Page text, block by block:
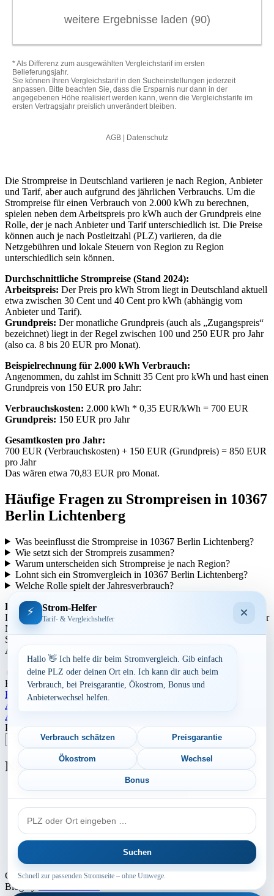
Die Strompreise in Deutschland variieren je nach Region, Anbieter
und Tarif, aber auch aufgrund des jährlichen Verbrauchs. Um die
Strompreise für einen Verbrauch von 2.000 kWh zu berechnen,
spielen neben dem Arbeitspreis pro kWh auch der Grundpreis eine
Rolle, der je nach Anbieter und Tarif unterschiedlich ist. Die Preise
können auch je nach Postleitzahl (PLZ) variieren, da die
Netzgebühren und lokale Steuern von Region zu Region
unterschiedlich sein können.
Durchschnittliche Strompreise (Stand 2024):
Arbeitspreis: Der Preis pro kWh Strom liegt in Deutschland aktuell
etwa zwischen 30 Cent und 40 Cent pro kWh (abhängig vom
Anbieter und Tarif).
Grundpreis: Der monatliche Grundpreis (auch als „Zugangspreis“
bezeichnet) liegt in der Regel zwischen 100 und 250 EUR pro Jahr
(also ca. 8 bis 20 EUR pro Monat).
Beispielrechnung für 2.000 kWh Verbrauch:
Angenommen, du zahlst im Schnitt 35 Cent pro kWh und hast einen
Grundpreis von 150 EUR pro Jahr:
Verbrauchskosten: 2.000 kWh * 0,35 EUR/kWh = 700 EUR
Grundpreis: 150 EUR pro Jahr
Gesamtkosten pro Jahr:
700 EUR (Verbrauchskosten) + 150 EUR (Grundpreis) = 850 EUR
pro Jahr
Das wären etwa 70,83 EUR pro Monat.
Häufige Fragen zu Strompreisen in 10367
Berlin Lichtenberg
Was beeinflusst die Strompreise in 10367 Berlin Lichtenberg?
Wie setzt sich der Strompreis zusammen?
Warum unterscheiden sich Strompreise je nach Region?
Lohnt sich ein Stromvergleich in 10367 Berlin Lichtenberg?
Welche Rolle spielt der Jahresverbrauch?
Regionale Unterschiede:
Die Strompreise variieren je nach Region aufgrund unterschiedlicher
Netzentgelte und Steuern. In städtischen Gebieten können die
Strompreise tendenziell höher sein als in ländlicheren Gegenden.
Auch die Anbieterstruktur kann sich regional unterscheiden.
Aufrufe: 276
By
Dominik Laube23. Juli 2026 Berlin
Kreisfreie Stadt Berlin
Beitragsnavigation
Aktuelle Strompreise in 94104 Tittling
Aktuelle Strompreise in 18546 Sassnitz
Postleitzahl eingeben
Suchen
Neu berechnet
Aktuelle Strompreise in 78357 Mühlingen
Aktuelle Strompreise in 92703 Krummennaab
Aktuelle Strompreise in 45894 Gelsenkirchen
Copyright © 2024 - 2026 INTERMEDIA GROUP - Theme Marsh
Blog by
⚡ Strom-Helfer
Tarif- & Vergleichshelfer ×
Hallo 👋 Ich helfe dir beim Stromvergleich. Gib einfach
deine PLZ oder deinen Ort ein. Ich kann dir auch beim
Verbrauch, bei Preisgarantie, Ökostrom, Bonus und
Anbieterwechsel helfen.
Verbrauch schätzen Preisgarantie
Ökostrom Wechsel
Bonus
PLZ
oder
Ort
Suchen
Schnell zur passenden Stromseite – ohne Umwege.